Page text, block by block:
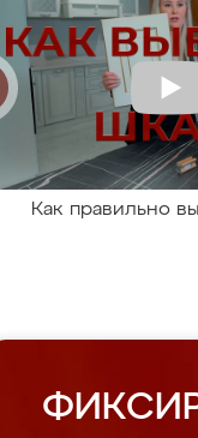
Как правильно